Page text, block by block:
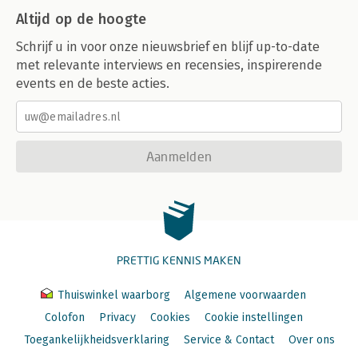
Altijd op de hoogte
Schrijf u in voor onze nieuwsbrief en blijf up-to-date
met relevante interviews en recensies, inspirerende
events en de beste acties.
Aanmelden
PRETTIG KENNIS MAKEN
Thuiswinkel waarborg
Algemene voorwaarden
Colofon
Privacy Cookies
Cookie instellingen
Toegankelijkheidsverklaring
Service & Contact Over ons